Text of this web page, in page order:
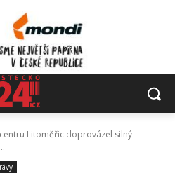
Litoměřic doprovázel silný